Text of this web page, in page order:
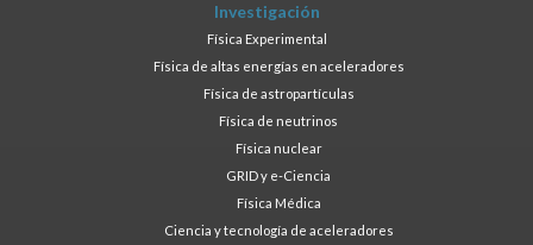
Investigación
Física Experimental
Física de altas energías en aceleradores
Física de astropartículas
Física de neutrinos
Física nuclear
GRID y e-Ciencia
Física Médica
Ciencia y tecnología de aceleradores